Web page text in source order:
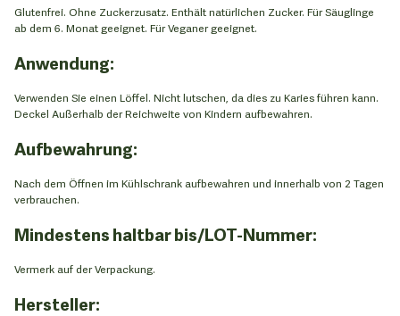
Glutenfrei. Ohne Zuckerzusatz. Enthält natürlichen Zucker. Für Säuglinge
ab dem 6. Monat geeignet. Für Veganer geeignet.
Anwendung:
Verwenden Sie einen Löffel. Nicht lutschen, da dies zu Karies führen kann.
Deckel Außerhalb der Reichweite von Kindern aufbewahren.
Aufbewahrung:
Nach dem Öffnen im Kühlschrank aufbewahren und innerhalb von 2 Tagen
verbrauchen.
Mindestens haltbar bis/LOT-Nummer:
Vermerk auf der Verpackung.
Hersteller: